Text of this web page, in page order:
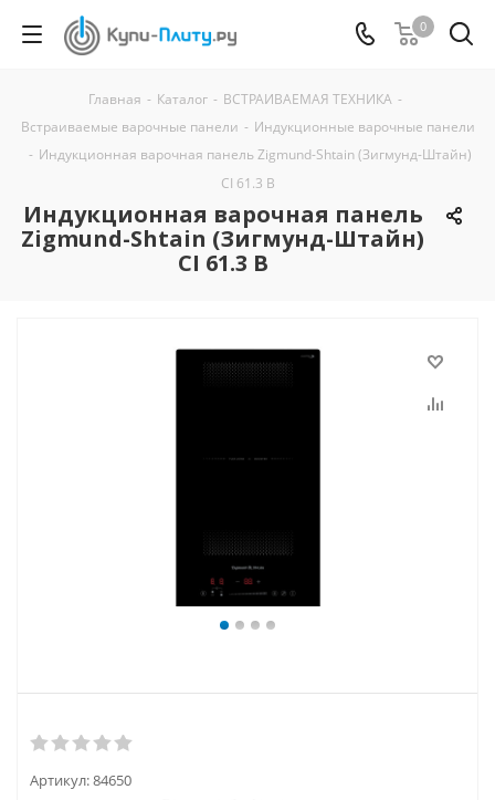
0
Главная - Каталог - ВСТРАИВАЕМАЯ ТЕХНИКА -
Встраиваемые варочные панели - Индукционные варочные панели
- Индукционная варочная панель Zigmund-Shtain (Зигмунд-Штайн)
CI 61.3 B
Индукционная варочная панель
Zigmund-Shtain (Зигмунд-Штайн)
CI 61.3 B
Артикул:84650